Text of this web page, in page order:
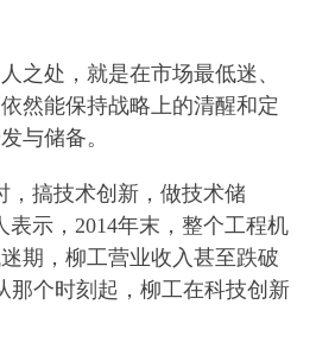
处，就是在市场最低迷、
然能保持战略上的清醒和定
与储备。
搞技术创新，做技术储
表示，2014年末，整个工程机
期，柳工营业收入甚至跌破
那个时刻起，柳工在科技创新